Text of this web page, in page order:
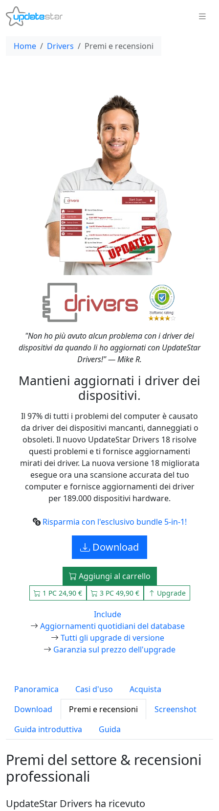
Home Drivers Premi e recensioni
"Non ho più avuto alcun problema con i driver dei
dispositivi da quando li ho aggiornati con UpdateStar
Drivers!" — Mike R.
Mantieni aggiornati i driver dei
dispositivi.
Il 97% di tutti i problemi del computer è causato
da driver dei dispositivi mancanti, danneggiati o
obsoleti. Il nuovo UpdateStar Drivers 18 risolve
questi problemi e ti fornisce aggiornamenti
mirati dei driver. La nuova versione 18 migliorata
esegue ora una scansione accurata del tuo
computer e fornisce aggiornamenti dei driver
per 189.000 dispositivi hardware.
Risparmia con l'esclusivo bundle 5-in-1!
Download
Aggiungi al carrello
1 PC 24,90 € 3 PC 49,90 € Upgrade
Include
Aggiornamenti quotidiani del database
Tutti gli upgrade di versione
Garanzia sul prezzo dell'upgrade
Panoramica Casi d'uso
Acquista
Download
Premi e recensioni
Screenshot
Guida introduttiva
Guida
Premi del settore & recensioni
professionali
UpdateStar Drivers ha ricevuto